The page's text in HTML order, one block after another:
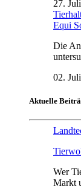
27.
Equi
Die
02.
Aktuelle
Wer
Markt